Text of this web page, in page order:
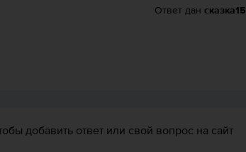
Ответ дан сказка15
добавить ответ или свой вопрос на сайт